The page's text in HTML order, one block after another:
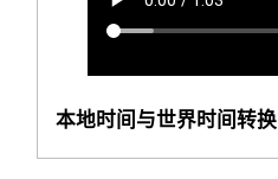
本地时间与世界时间转换